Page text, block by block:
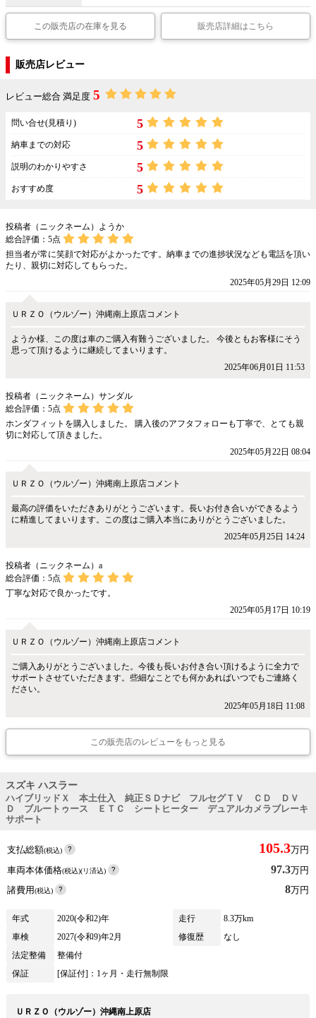
この販売店の在庫を見る 販売店詳細はこちら
販売店レビュー
レビュー総合 満足度 5
問い合せ(見積り) 5
納車までの対応 5
説明のわかりやすさ 5
おすすめ度 5
投稿者（ニックネーム）ようか
総合評価： 5点
担当者が常に笑顔で対応がよかったです。納車までの進捗状況なども電話を頂い
たり、親切に対応してもらった。
2025年05月29日 12:09
ＵＲＺＯ（ウルゾー）沖縄南上原店コメント
ようか様、この度は車のご購入有難うございました。 今後ともお客様にそう
思って頂けるように継続してまいります。
2025年06月01日 11:53
投稿者（ニックネーム）サンダル
総合評価： 5点
ホンダフィットを購入しました。 購入後のアフタフォローも丁寧で、とても親
切に対応して頂きました。
2025年05月22日 08:04
ＵＲＺＯ（ウルゾー）沖縄南上原店コメント
最高の評価をいただきありがとうございます。長いお付き合いができるよう
に精進してまいります。この度はご購入本当にありがとうございました。
2025年05月25日 14:24
投稿者（ニックネーム）a
総合評価： 5点
丁寧な対応で良かったです。
2025年05月17日 10:19
ＵＲＺＯ（ウルゾー）沖縄南上原店コメント
ご購入ありがとうございました。今後も長いお付き合い頂けるように全力で
サポートさせていただきます。些細なことでも何かあればいつでもご連絡く
ださい。
2025年05月18日 11:08
この販売店のレビューをもっと見る
スズキ ハスラー
ハイブリッドＸ 本土仕入 純正ＳＤナビ フルセグＴＶ ＣＤ ＤＶ
Ｄ ブルートゥース ＥＴＣ シートヒーター デュアルカメラブレーキ
サポート
支払総額(税込) 105.3万円
車両本体価格(税込)(リ済込) 97.3万円
諸費用(税込) 8万円
年式 2020(令和2)年 走行
8.3万km
車検
2027(令和9)年2月 修復歴
なし
法定整備
整備付
保証
[保証付]：1ヶ月・走行無制限
ＵＲＺＯ（ウルゾー）沖縄南上原店